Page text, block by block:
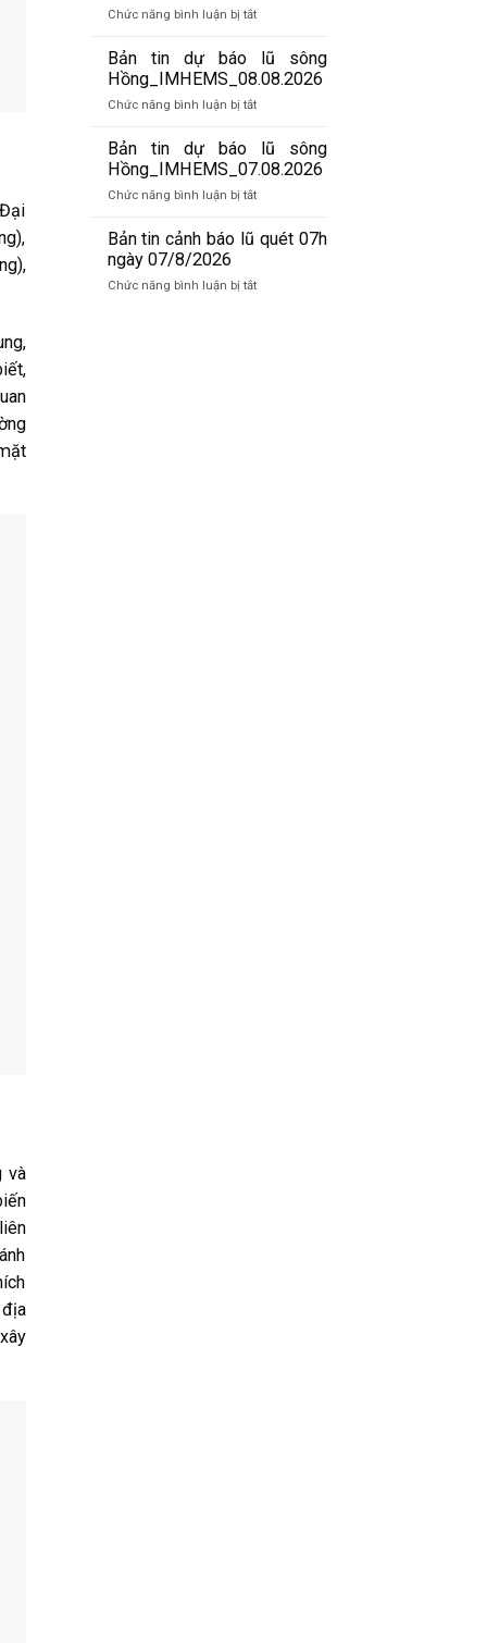
và
lũ
Hồng_IMHEMS_09.08.2026
Chức năng bình luận bị tắtở
tin
cảnh
lũ
01h
ngày
09/08/2026
Bản tin dự báo lũ sông
Hồng_IMHEMS_08.08.2026
Chức năng bình luận bị tắtở
tin
dự
lũ
Hồng_IMHEMS_08.08.2026
Bản tin dự báo lũ sông
Hồng_IMHEMS_07.08.2026
Chức năng bình luận bị tắtở
tin
dự
lũ
Bản tin cảnh báo lũ quét 07h
ngày 07/8/2026
Chức năng bình luận bị tắtở